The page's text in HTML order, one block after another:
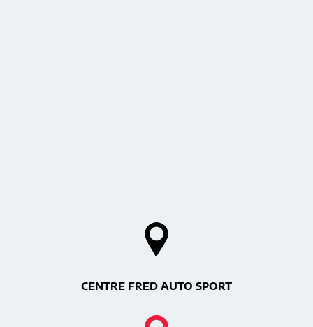
CENTRE FRED AUTO SPORT